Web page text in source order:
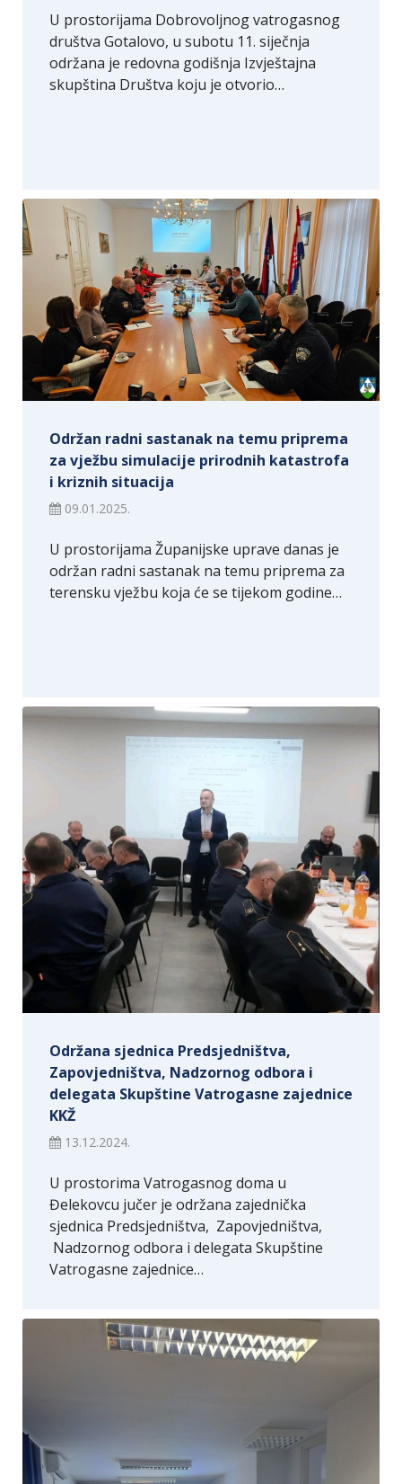
U prostorijama Dobrovoljnog vatrogasnog
društva Gotalovo, u subotu 11. siječnja
održana je redovna godišnja Izvještajna
skupština Društva koju je otvorio…
Održan radni sastanak na temu priprema
za vježbu simulacije prirodnih katastrofa
i kriznih situacija
09.01.2025.
U prostorijama Županijske uprave danas je
održan radni sastanak na temu priprema za
terensku vježbu koja će se tijekom godine…
Održana sjednica Predsjedništva,
Zapovjedništva, Nadzornog odbora i
delegata Skupštine Vatrogasne zajednice
KKŽ
13.12.2024.
U prostorima Vatrogasnog doma u
Đelekovcu jučer je održana zajednička
sjednica Predsjedništva, Zapovjedništva,
Nadzornog odbora i delegata Skupštine
Vatrogasne zajednice…